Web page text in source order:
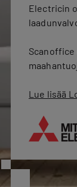
Electricin
Lue lisää